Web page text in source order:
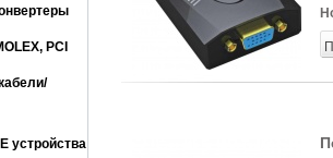
PCI
устройства